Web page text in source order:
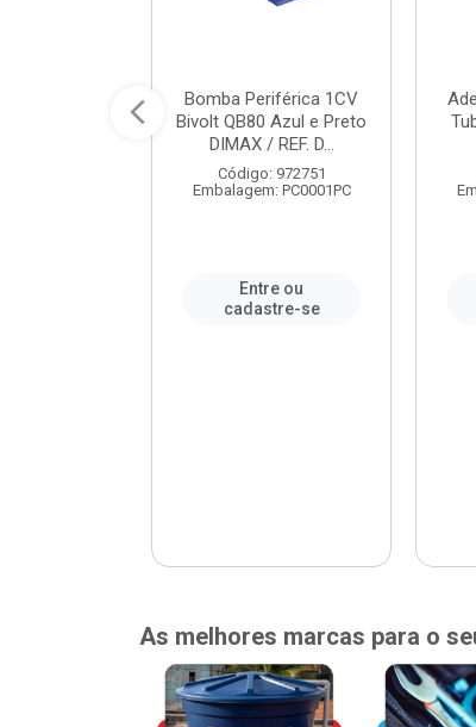
Bomba Periférica 1CV
Bivolt QB80 Azul e Preto
DIMAX / REF. D...
Código: 972751
Embalagem: PC0001PC
Entre ou
cadastre-se
As melhores marcas para o